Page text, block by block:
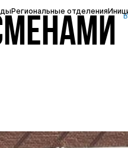
Региональные отделения